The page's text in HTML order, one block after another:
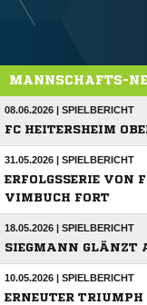
MANNSCHAFTS-
08.06.2026 | SPIELBERICHT
FC HEITERSHEIM
31.05.2026 | SPIELBERICHT
ERFOLGSSERIE VON
VIMBUCH FORT
18.05.2026 | SPIELBERICHT
SIEGMANN GLÄNZT
10.05.2026 | SPIELBERICHT
ERNEUTER